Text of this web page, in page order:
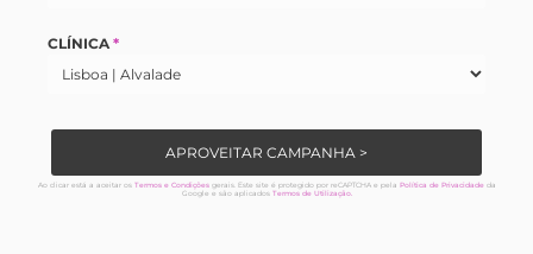
CLÍNICA *
APROVEITAR CAMPANHA >
Ao clicar está a aceitar os Termos e Condiçõesgerais. Este site é protegido por reCAPTCHA e pela Política de Privacidadeda
Google e são aplicados Termos de Utilização.